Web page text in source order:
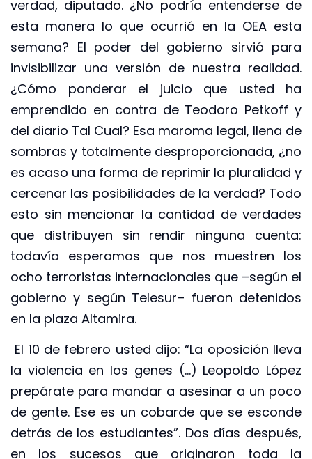
verdad, diputado. ¿No podría entenderse de
esta manera lo que ocurrió en la OEA esta
semana? El poder del gobierno sirvió para
invisibilizar una versión de nuestra realidad.
¿Cómo ponderar el juicio que usted ha
emprendido en contra de Teodoro Petkoff y
del diario Tal Cual? Esa maroma legal, llena de
sombras y totalmente desproporcionada, ¿no
es acaso una forma de reprimir la pluralidad y
cercenar las posibilidades de la verdad? Todo
esto sin mencionar la cantidad de verdades
que distribuyen sin rendir ninguna cuenta:
todavía esperamos que nos muestren los
ocho terroristas internacionales que –según el
gobierno y según Telesur– fueron detenidos
en la plaza Altamira.
El 10 de febrero usted dijo: “La oposición lleva
la violencia en los genes (…) Leopoldo López
prepárate para mandar a asesinar a un poco
de gente. Ese es un cobarde que se esconde
detrás de los estudiantes”. Dos días después,
en los sucesos que originaron toda la